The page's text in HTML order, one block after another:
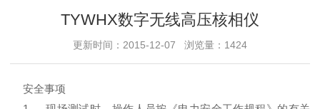
TYWHX数字无线高压核相仪
更新时间：2015-12-07 浏览量：1424
安全事项